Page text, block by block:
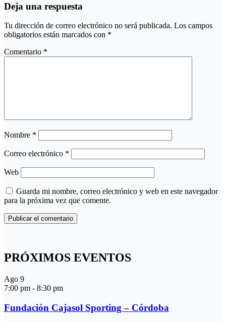
Deja una respuesta
Tu dirección de correo electrónico no será publicada. Los campos
obligatorios están marcados con *
Comentario *
Nombre *
Correo electrónico *
Web
Guarda mi nombre, correo electrónico y web en este navegador
para la próxima vez que comente.
PRÓXIMOS EVENTOS
Ago 9
7:00 pm - 8:30 pm
Fundación Cajasol Sporting – Córdoba